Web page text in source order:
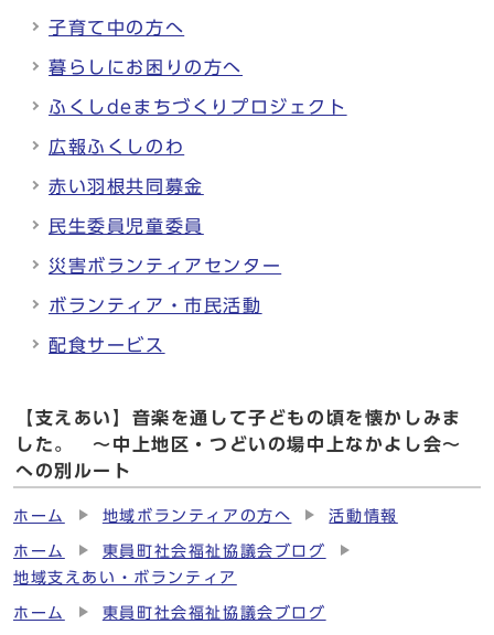
子育て中の方へ
暮らしにお困りの方へ
ふくしdeまちづくりプロジェクト
広報ふくしのわ
赤い羽根共同募金
民生委員児童委員
災害ボランティアセンター
ボランティア・市民活動
配食サービス
【支えあい】音楽を通して子どもの頃を懐かしみま
した。 ～中上地区・つどいの場中上なかよし会～
への別ルート
ホーム 地域ボランティアの方へ 活動情報
ホーム
東員町社会福祉協議会ブログ
地域支えあい・ボランティア
ホーム 東員町社会福祉協議会ブログ